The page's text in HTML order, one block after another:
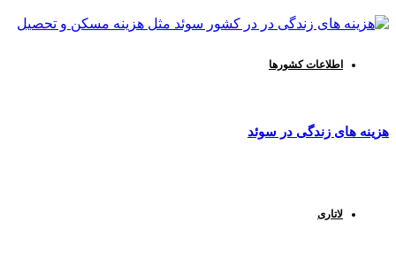
اطلاعات کشورها
هزینه های زندگی در سوئد
لاتاری